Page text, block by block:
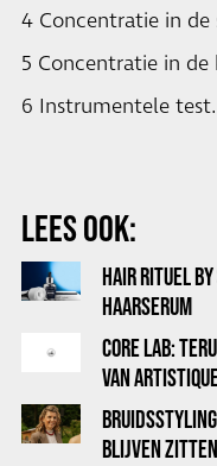
4 Concentratie in de
5 Concentratie in de
6 Instrumentele test.
LEES OOK:
HAIR RITUEL
HAARSERUM
CORE LAB:
VAN
BLIJVEN